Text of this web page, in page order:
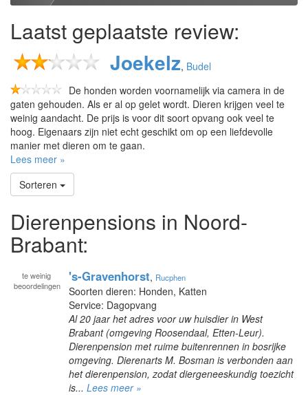
Laatst geplaatste review:
Joekelz, Budel
De honden worden voornamelijk via camera in de
gaten gehouden. Als er al op gelet wordt. Dieren krijgen veel te
weinig aandacht. De prijs is voor dit soort opvang ook veel te
hoog. Eigenaars zijn niet echt geschikt om op een liefdevolle
manier met dieren om te gaan.
Lees meer »
Sorteren
Dierenpensions in Noord-
Brabant:
te weinig
beoordelingen
's-Gravenhorst, Rucphen
Soorten dieren: Honden, Katten
Service: Dagopvang
Al 20 jaar het adres voor uw huisdier in West
Brabant (omgeving Roosendaal, Etten-Leur).
Dierenpension met ruime buitenrennen in bosrijke
omgeving. Dierenarts M. Bosman is verbonden aan
het dierenpension, zodat diergeneeskundig toezicht
is... Lees meer »